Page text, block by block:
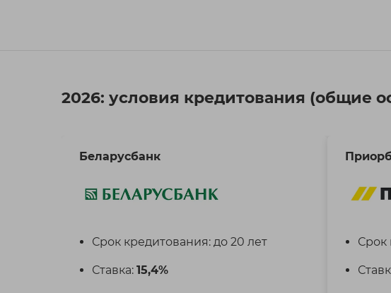
2026: условия кредитования (общие
Беларусбанк
Срок кредитования: до 20 лет
Ставка: 15,4%
Срок